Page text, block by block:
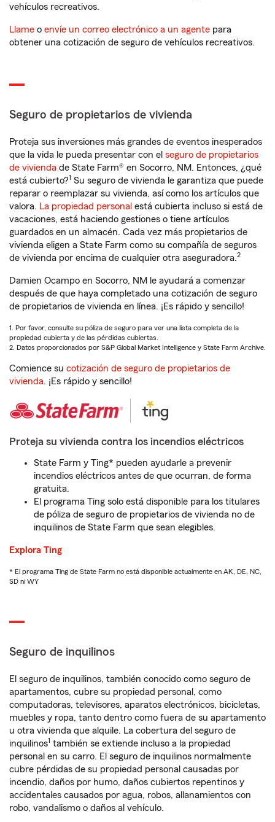
vehículos recreativos.
Llame o envíe un correo electrónico a un agente para
obtener una cotización de seguro de vehículos recreativos.
Seguro de propietarios de vivienda
Proteja sus inversiones más grandes de eventos inesperados
que la vida le pueda presentar con el seguro de propietarios
de vivienda de State Farm® en Socorro, NM. Entonces, ¿qué
está cubierto?1 Su seguro de vivienda le garantiza que puede
reparar o reemplazar su vivienda, así como los artículos que
valora. La propiedad personal está cubierta incluso si está de
vacaciones, está haciendo gestiones o tiene artículos
guardados en un almacén. Cada vez más propietarios de
vivienda eligen a State Farm como su compañía de seguros
de vivienda por encima de cualquier otra aseguradora.2
Damien Ocampo en Socorro, NM le ayudará a comenzar
después de que haya completado una cotización de seguro
de propietarios de vivienda en línea. ¡Es rápido y sencillo!
1. Por favor, consulte su póliza de seguro para ver una lista completa de la
propiedad cubierta y de las pérdidas cubiertas.
2. Datos proporcionados por S&P Global Market Intelligence y State Farm Archive.
Comience su cotización de seguro de propietarios de
vivienda. ¡Es rápido y sencillo!
Proteja su vivienda contra los incendios eléctricos
State Farm y Ting* pueden ayudarle a prevenir
incendios eléctricos antes de que ocurran, de forma
gratuita.
El programa Ting solo está disponible para los titulares
de póliza de seguro de propietarios de vivienda no de
inquilinos de State Farm que sean elegibles.
Explora Ting
* El programa Ting de State Farm no está disponible actualmente en AK, DE, NC,
SD ni WY
Seguro de inquilinos
El seguro de inquilinos, también conocido como seguro de
apartamentos, cubre su propiedad personal, como
computadoras, televisores, aparatos electrónicos, bicicletas,
muebles y ropa, tanto dentro como fuera de su apartamento
u otra vivienda que alquile. La cobertura del seguro de
inquilinos1 también se extiende incluso a la propiedad
personal en su carro. El seguro de inquilinos normalmente
cubre pérdidas de su propiedad personal causadas por
incendio, daños por humo, daños cubiertos repentinos y
accidentales causados por agua, robos, allanamientos con
robo, vandalismo o daños al vehículo.